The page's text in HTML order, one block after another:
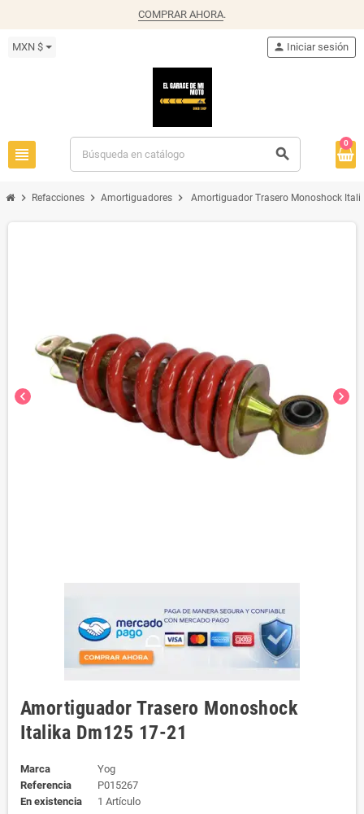
COMPRAR AHORA.
MXN $
view_headline search
person Iniciar sesión
0
chevron_right Refacciones chevron_right Amortiguadores chevron_right Amortiguador Trasero Monoshock
chevron_left chevron_right
Amortiguador Trasero Monoshock
Italika Dm125 17-21
Marca
Yog
Referencia
P015267
En existencia
1 Artículo